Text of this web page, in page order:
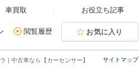
車買取 お役立ち記事
閲覧履歴 お気に入り
サイトマップ
| 中古車なら【カーセンサー】